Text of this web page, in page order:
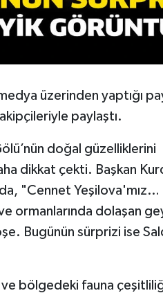
üzerinden yaptığı
paylaştı.
doğal güzelliklerini
dikkat çekti. Başkan
"Cennet Yeşilova'mız…
ormanlarında dolaşan
Bugünün sürprizi ise
bölgedeki fauna